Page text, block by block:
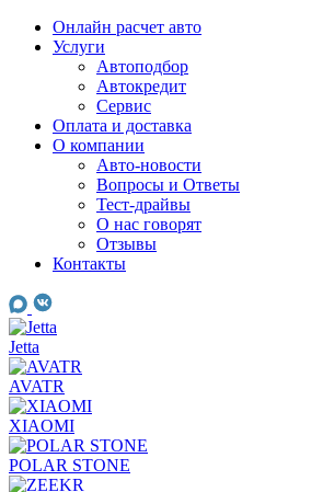
Skip
Онлайн расчет авто
Услуги
Автоподбор
Автокредит
Сервис
Оплата и доставка
О компании
Авто-новости
Вопросы и Ответы
Тест-драйвы
О нас говорят
Отзывы
Контакты
Jetta
AVATR
XIAOMI
POLAR STONE